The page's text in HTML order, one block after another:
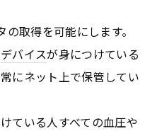
取得を可能にします。
デバイスが身につけている
にネット上で保管してい
ている人すべての血圧や